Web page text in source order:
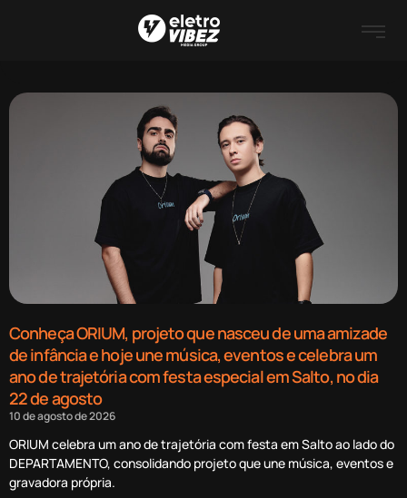
Conheça ORIUM, projeto que nasceu de uma amizade
de infância e hoje une música, eventos e celebra um
ano de trajetória com festa especial em Salto, no dia
22 de agosto
10 de agosto de 2026
ORIUM celebra um ano de trajetória com festa em Salto ao lado do
DEPARTAMENTO, consolidando projeto que une música, eventos e
gravadora própria.